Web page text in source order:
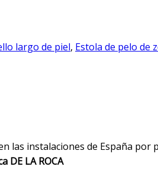
largo de piel, Estola de pelo de
instalaciones de España por
DE LA ROCA